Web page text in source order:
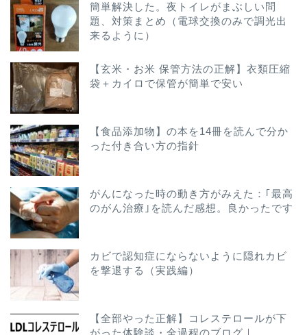
簡単解決した。夜トイレがまぶしい問
題、対策まとめ（電球交換のみで調光出
来るように）
【玄米・お米 保管方法の正解】衣類圧縮
袋＋カイロで保管が簡単で安い
【食品添加物】の本を14冊を読んで分か
った付き合い方の指針
がんになった時の動き方がみえた：｢最高
のがん治療｣を読んだ感想。良かったです
カビで認知症にならないように隠れカビ
を撃退する（実践編）
【全部やった正解】コレステロールが下